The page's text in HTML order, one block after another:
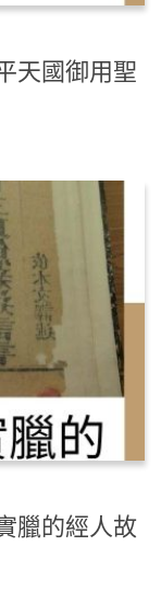
天國御用聖
臘的經人故